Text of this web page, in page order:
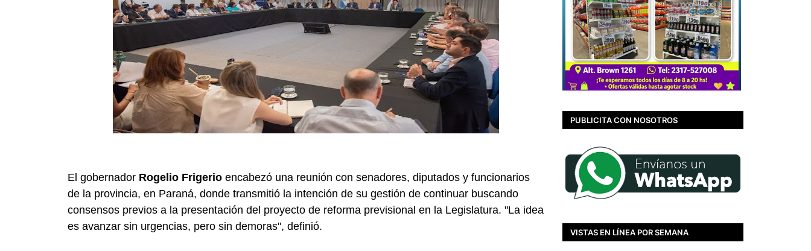
El gobernador Rogelio Frigerio encabezó una reunión con senadores, diputados y funcionarios
de la provincia, en Paraná, donde transmitió la intención de su gestión de continuar buscando
consensos previos a la presentación del proyecto de reforma previsional en la Legislatura. "La idea
es avanzar sin urgencias, pero sin demoras", definió.
PUBLICITA CON NOSOTROS
VISTAS EN LÍNEA POR SEMANA